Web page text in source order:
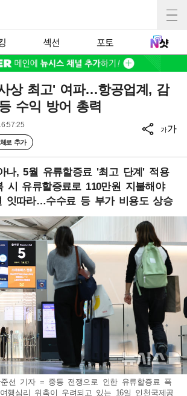
섹션 포토
상 최고' 여파…항공업계, 감
수익 방어 총력
로 추가
가가
나, 5월 유류할증료 '최고 단계' 적용
시 유류할증료로 110만원 지불해야
잇따라…수수료 등 부가 비용도 상승
준선 기자 = 중동 전쟁으로 인한 유류할증료 폭
행심리 위축이 우려되고 있는 16일 인천국제공